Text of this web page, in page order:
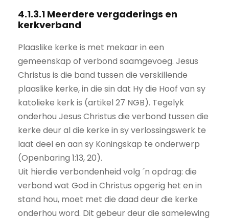
4.1.3.1 Meerdere vergaderings en
kerkverband
Plaaslike kerke is met mekaar in een
gemeenskap of verbond saamgevoeg. Jesus
Christus is die band tussen die verskillende
plaaslike kerke, in die sin dat Hy die Hoof van sy
katolieke kerk is (artikel 27 NGB). Tegelyk
onderhou Jesus Christus die verbond tussen die
kerke deur al die kerke in sy verlossingswerk te
laat deel en aan sy Koningskap te onderwerp
(Openbaring 1:13, 20).
Uit hierdie verbondenheid volg ´n opdrag: die
verbond wat God in Christus opgerig het en in
stand hou, moet met die daad deur die kerke
onderhou word. Dit gebeur deur die samelewing